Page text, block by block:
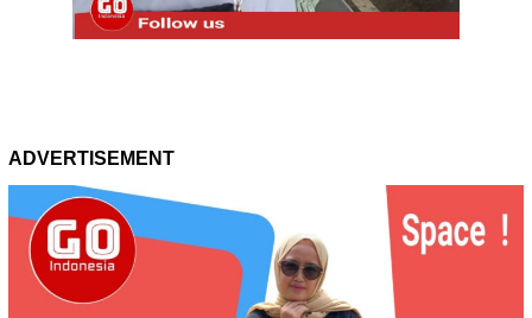
ADVERTISEMENT